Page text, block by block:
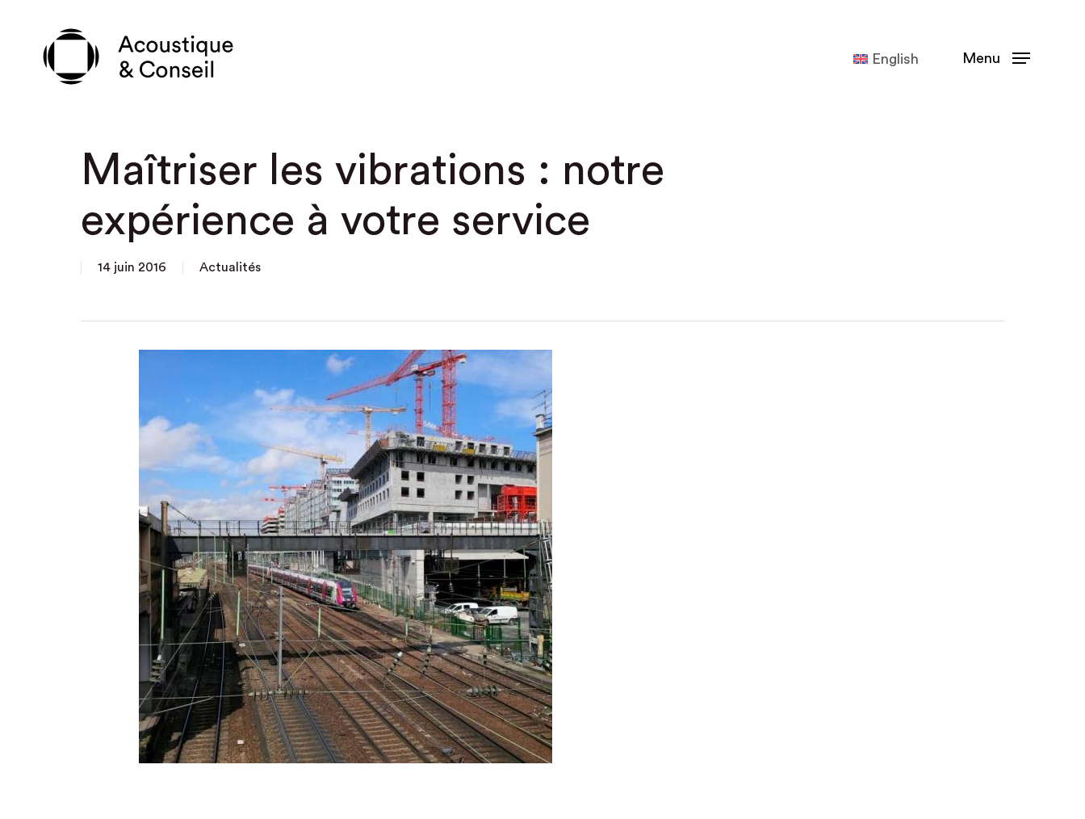
English Menu
Maîtriser les vibrations : notre
expérience à votre service
14 juin 2016 Actualités